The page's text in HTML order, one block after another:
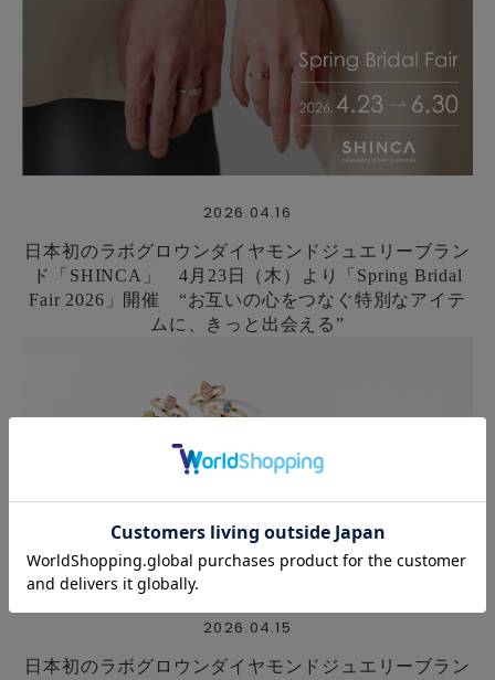
2026.04.16
日本初のラボグロウンダイヤモンドジュエリーブラン
ド「SHINCA」 4月23日（木）より「Spring Bridal
Fair 2026」開催 “お互いの心をつなぐ特別なアイテ
ムに、きっと出会える”
2026.04.15
日本初のラボグロウンダイヤモンドジュエリーブラン